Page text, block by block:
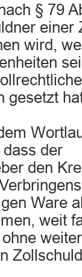
§ 79
einer
wird,
gesetzt
der
den
Ware
weit